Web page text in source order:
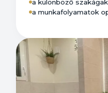
a különböző
a munkafolyamatok